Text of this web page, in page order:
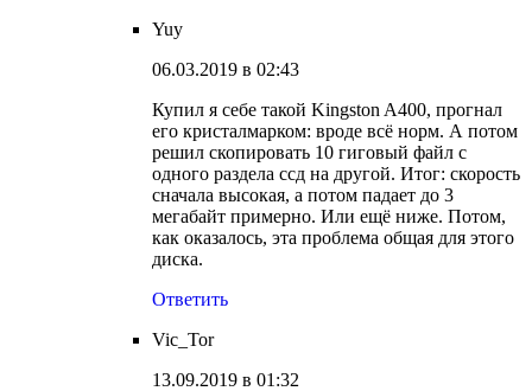
Yuy
06.03.2019 в 02:43
Купил я себе такой Kingston A400, прогнал
его кристалмарком: вроде всё норм. А потом
решил скопировать 10 гиговый файл с
одного раздела ссд на другой. Итог: скорость
сначала высокая, а потом падает до 3
мегабайт примерно. Или ещё ниже. Потом,
как оказалось, эта проблема общая для этого
диска.
Ответить
Vic_Tor
13.09.2019 в 01:32